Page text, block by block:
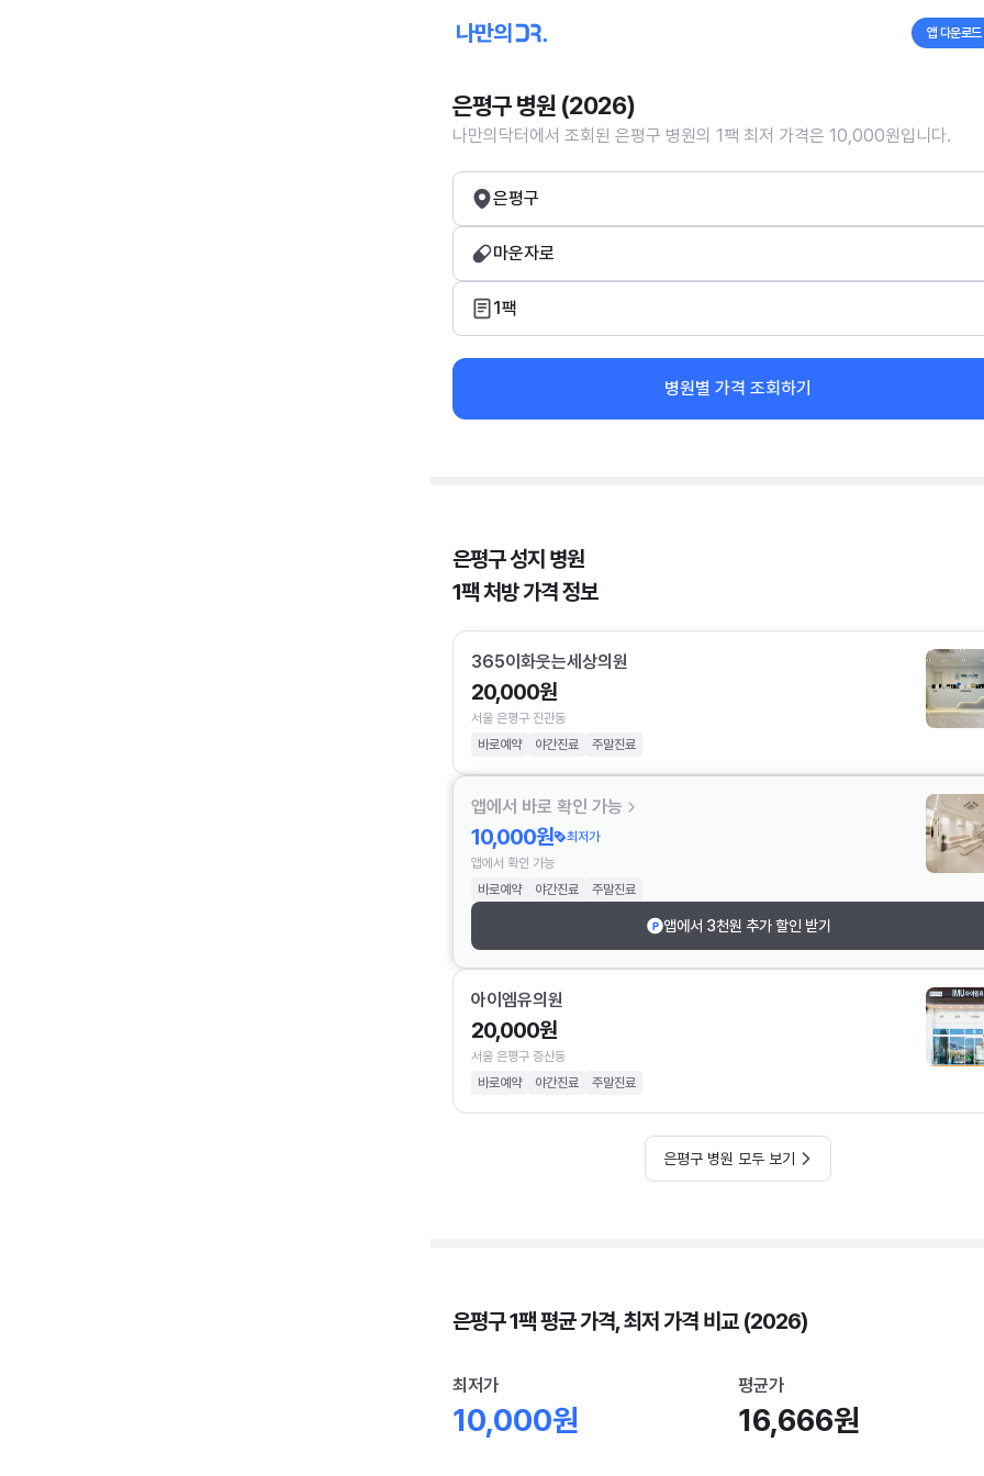
앱 다운로드
은평구 병원 (2026)
나만의닥터에서 조회된 은평구 병원의 1팩 최저 가격은 10,000원입니다.
은평구
마운자로
1팩
병원별 가격 조회하기
은평구 성지 병원
1팩 처방 가격 정보
365이화웃는세상의원
20,000원
서울 은평구 진관동
바로예약
야간진료 주말진료
앱에서 바로 확인 가능
10,000원
최저가
앱에서 확인 가능
바로예약
야간진료 주말진료
앱에서 3천원 추가 할인 받기
아이엠유의원
20,000원
서울 은평구 증산동
바로예약
야간진료 주말진료
은평구 병원 모두 보기
은평구 1팩 평균 가격, 최저 가격 비교 (2026)
최저가
10,000원
평균가
16,666원